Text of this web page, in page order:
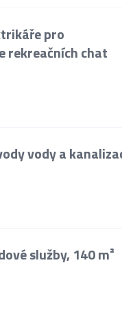
pro
rekreačních chat
vody a
služby, 140 m²